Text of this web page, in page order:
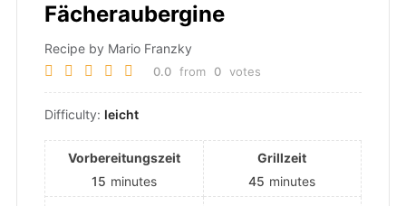
Fächeraubergine
Recipe by Mario Franzky
0.0 from 0 votes
Difficulty: leicht
Vorbereitungszeit
15 minutes
Grillzeit
45 minutes